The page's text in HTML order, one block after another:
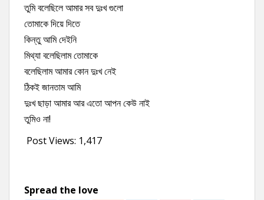
তুমি বলেছিলে আমার সব দুঃখ গুলো
তোমাকে দিয়ে দিতে
কিন্তু আমি দেইনি
মিথ্যা বলেছিলাম তোমাকে
বলেছিলাম আমার কোন দুঃখ নেই
ঠিকই জানতাম আমি
দুঃখ ছাড়া আমার আর এতো আপন কেউ নাই
তুমিও না!
Post Views: 1,417
Spread the love